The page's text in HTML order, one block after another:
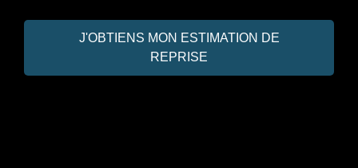
J'OBTIENS MON ESTIMATION DE
REPRISE